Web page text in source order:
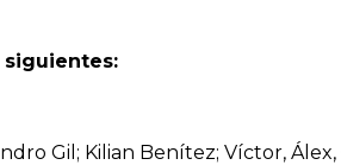
Gil; Kilian Benítez; Víctor,